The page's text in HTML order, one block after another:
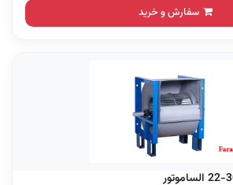
سفارش و خرید